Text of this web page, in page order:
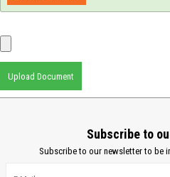
Upload Document
Subscribe to
Subscribe to our newsletter to be